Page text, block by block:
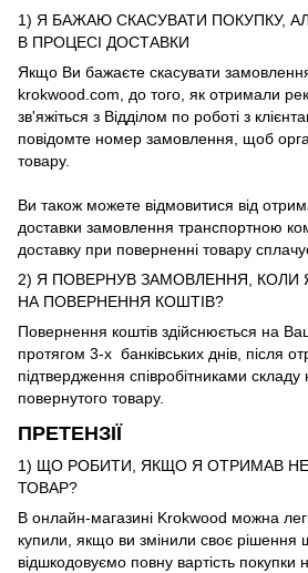
1) Я БАЖАЮ СКАСУВАТИ ПОКУПКУ,
В ПРОЦЕСІ ДОСТАВКИ
Якщо Ви бажаєте скасувати
krokwood.com, до того, як отримали
зв'яжіться з Відділом по роботі з
повідомте номер замовлення, щоб
товару.
Ви також можете відмовитися від
доставки замовлення транспортною
доставку при поверненні товару
2) Я ПОВЕРНУВ ЗАМОВЛЕННЯ, КОЛИ
НА ПОВЕРНЕННЯ КОШТІВ?
Повернення коштів здійснюється на
протягом 3-х банківських днів, після
підтвердження співробітниками
повернутого товару.
ПРЕТЕНЗІЇ
1) ЩО РОБИТИ, ЯКЩО Я ОТРИМАВ
ТОВАР?
В онлайн-магазині Krokwood можна
купили, якщо ви змінили своє
відшкодовуємо повну вартість покупки